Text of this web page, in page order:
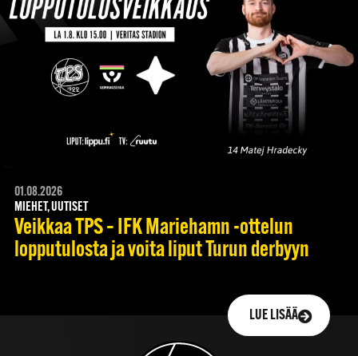
01.08.2026
MIEHET, UUTISET
Veikkaa TPS – IFK Mariehamn -ottelun
lopputulosta ja voita liput Turun derbyyn
LUE LISÄÄ